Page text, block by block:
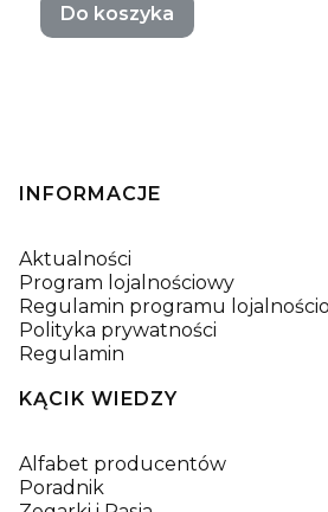
Do koszyka
Linki w stopce
INFORMACJE
Aktualności
Program lojalnościowy
Regulamin programu
Polityka prywatności
Regulamin
KĄCIK WIEDZY
Alfabet producentów
Poradnik